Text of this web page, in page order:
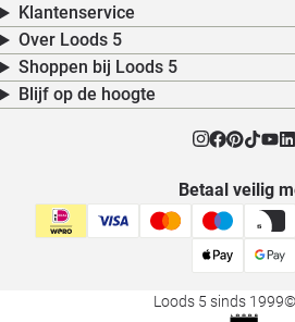
Klantenservice
Over Loods 5
Shoppen bij Loods 5
Blijf op de hoogte
Betaal veilig
Loods 5 sinds 1999